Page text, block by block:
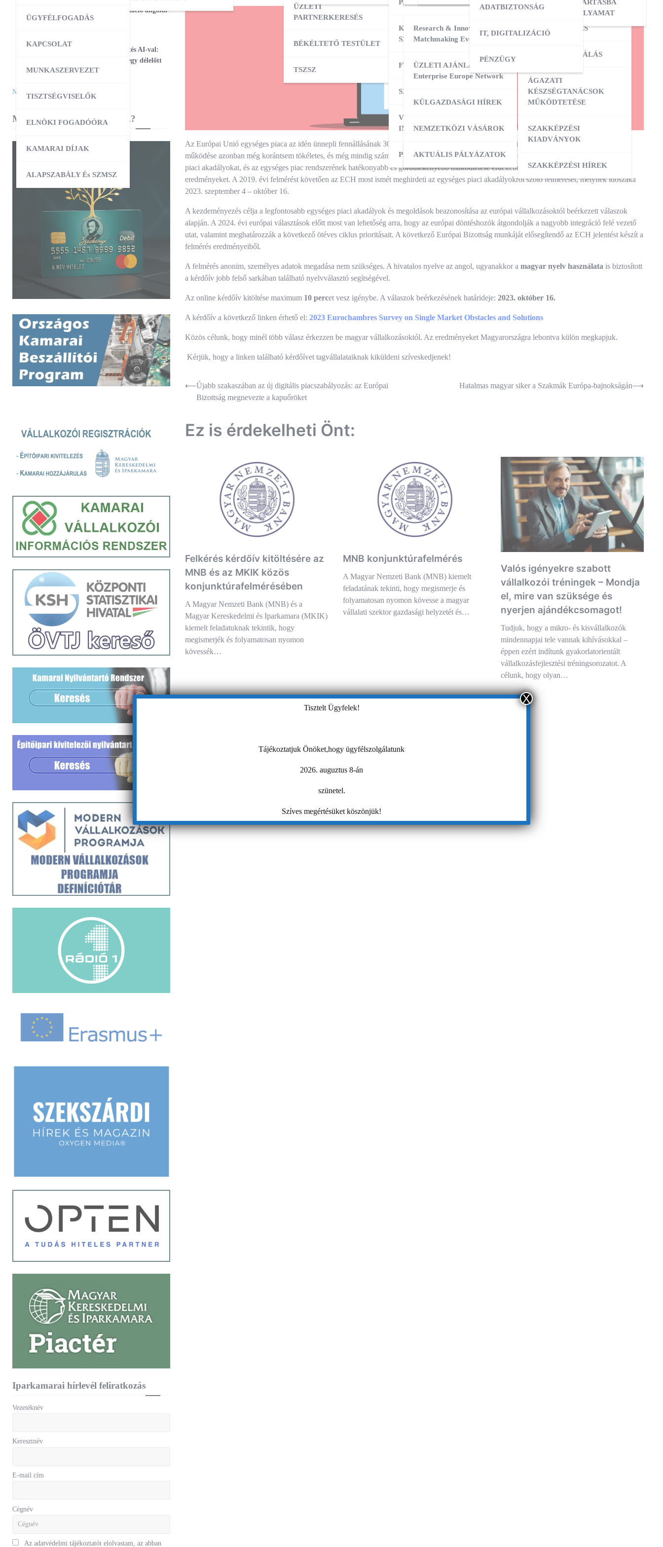
ÜZLETI
PARTNERKERESÉS
BÉKÉLTETŐ TESTÜLET
TSZSZ
PARTNERKERESÉS
KÜLPIACI
SZOLGÁLTATÁSOK
Research & Innovation
Matchmaking Event 2026
ÜZLETI AJÁNLATOK:
Enterprise Europe Network
KÜLGAZDASÁGI HÍREK
NEMZETKÖZI VÁSÁROK
KÜLPIACI TAGOZATOK
FT ADATBÁZIS
SZOLGÁLTATÁSOK
VÁLLALKOZÁS
INDÍTÁSA
PÁLYÁZATOK
AKTUÁLIS PÁLYÁZATOK
NYILVÁNTARTÁSBA
VÉTELI FOLYAMAT
OKTATÓI KÉPZÉS
MESTERKÉPZÉS
VIZSGADELEGÁLÁS
ÁGAZATI
KÉSZSÉGTANÁCSOK
MŰKÖDTETÉSE
SZAKKÉPZÉSI
KIADVÁNYOK
SZAKKÉPZÉSI HÍREK
ÜGYFÉLFOGADÁS
KAPCSOLAT
MUNKASZERVEZET
TISZTSÉGVISELŐK
ELNÖKI FOGADÓÓRA
KAMARAI DÍJAK
ALAPSZABÁLY És SZMSZ
ADATBIZTONSÁG
IT, DIGITALIZÁCIÓ
PÉNZÜGY
Az Európai Unió egységes piaca az idén ünnepli fennállásának 30. évfordulóját. A határokon átnyúló üzleti tevékenység és kereskedelem
működése azonban még korántsem tökéletes, és még mindig számos akadályba ütközik. Az Eurochambres (ECH) rendszeresen felméri ezeket a
piaci akadályokat, és az egységes piac rendszerének hatékonyabb és gördülékenyebb működtetése érdekében ismerteti a döntéshozókkal az
eredményeket. A 2019. évi felmérést követően az ECH most ismét meghirdeti az egységes piaci akadályokról szóló felmérését, melynek időszaka
2023. szeptember 4 – október 16.
A kezdeményezés célja a legfontosabb egységes piaci akadályok és megoldások beazonosítása az európai vállalkozásoktól beérkezett válaszok
alapján. A 2024. évi európai választások előtt most van lehetőség arra, hogy az európai döntéshozók átgondolják a nagyobb integráció felé vezető
utat, valamint meghatározzák a következő ötéves ciklus prioritásait. A következő Európai Bizottság munkáját elősegítendő az ECH jelentést készít a
felmérés eredményeiből.
A felmérés anonim, személyes adatok megadása nem szükséges. A hivatalos nyelve az angol, ugyanakkor a magyar nyelv használata is biztosított
a kérdőív jobb felső sarkában található nyelvválasztó segítségével.
Az online kérdőív kitöltése maximum 10 percet vesz igénybe. A válaszok beérkezésének határideje: 2023. október 16.
A kérdőív a következő linken érhető el: 2023 Eurochambres Survey on Single Market Obstacles and Solutions
Közös célunk, hogy minél több válasz érkezzen be magyar vállalkozásoktól. Az eredményeket Magyarországra lebontva külön megkapjuk.
Kérjük, hogy a linken található kérdőívet tagvállalataiknak kiküldeni szíveskedjenek!
Bejegyzés
navigáció
⟵Újabb szakaszában az új digitális piacszabályozás: az Európai
Bizottság megnevezte a kapuőröket
Hatalmas magyar siker a Szakmák Európa-bajnokságán⟶
Ez is érdekelheti Önt:
Felkérés kérdőív kitöltésére az
MNB és az MKIK közös
konjunktúrafelmérésében
A Magyar Nemzeti Bank (MNB) és a
Magyar Kereskedelmi és Iparkamara (MKIK)
kiemelt feladatuknak tekintik, hogy
megismerjék és folyamatosan nyomon
kövessék…
MNB konjunktúrafelmérés
A Magyar Nemzeti Bank (MNB) kiemelt
feladatának tekinti, hogy megismerje és
folyamatosan nyomon kövesse a magyar
vállalati szektor gazdasági helyzetét és…
Valós igényekre szabott
vállalkozói tréningek – Mondja
el, mire van szüksége és
nyerjen ajándékcsomagot!
Tudjuk, hogy a mikro- és kisvállalkozók
mindennapjai tele vannak kihívásokkal –
éppen ezért indítunk gyakorlatorientált
vállalkozásfejlesztési tréningsorozatot. A
célunk, hogy olyan…
Magabiztos üzleti kommunikáció angolul
– 2 napos workshop
25
Workshop – Facebook hirdetés AI-val:
szövegtől a kész kampányig egy délelőtt
alatt
Naptár megtekintése
MIBEN SEGÍT A KAMARA?
Iparkamarai hírlevél feliratkozás
Vezetéknév
Keresztnév
E-mail cím
Cégnév
Az adatvédelmi tájékoztatót elolvastam, az abban
Tisztelt Ügyfelek!
Tájékoztatjuk Önöket,hogy ügyfélszolgálatunk
2026. auguztus 8-án
szünetel.
Szíves megértésüket köszönjük!
X